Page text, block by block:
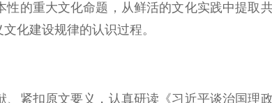
的重大文化命题，从鲜活的文化实践中提取
化建设规律的认识过程。
扣原文要义，认真研读《习近平谈治国理政